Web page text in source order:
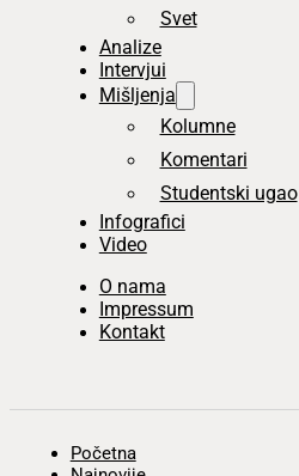
Svet
Analize
Intervjui
Mišljenja
Kolumne
Komentari
Studentski ugao
Infografici
Video
O nama
Impressum
Kontakt
Početna